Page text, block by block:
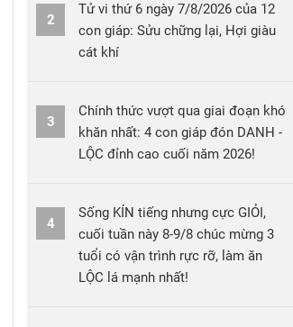
2
Tử vi thứ 6 ngày 7/8/2026 của 12
con giáp: Sửu chững lại, Hợi giàu
cát khí
3
Chính thức vượt qua giai đoạn khó
khăn nhất: 4 con giáp đón DANH -
LỘC đỉnh cao cuối năm 2026!
4
Sống KÍN tiếng nhưng cực GIỎI,
cuối tuần này 8-9/8 chúc mừng 3
tuổi có vận trình rực rỡ, làm ăn
LỘC lá mạnh nhất!